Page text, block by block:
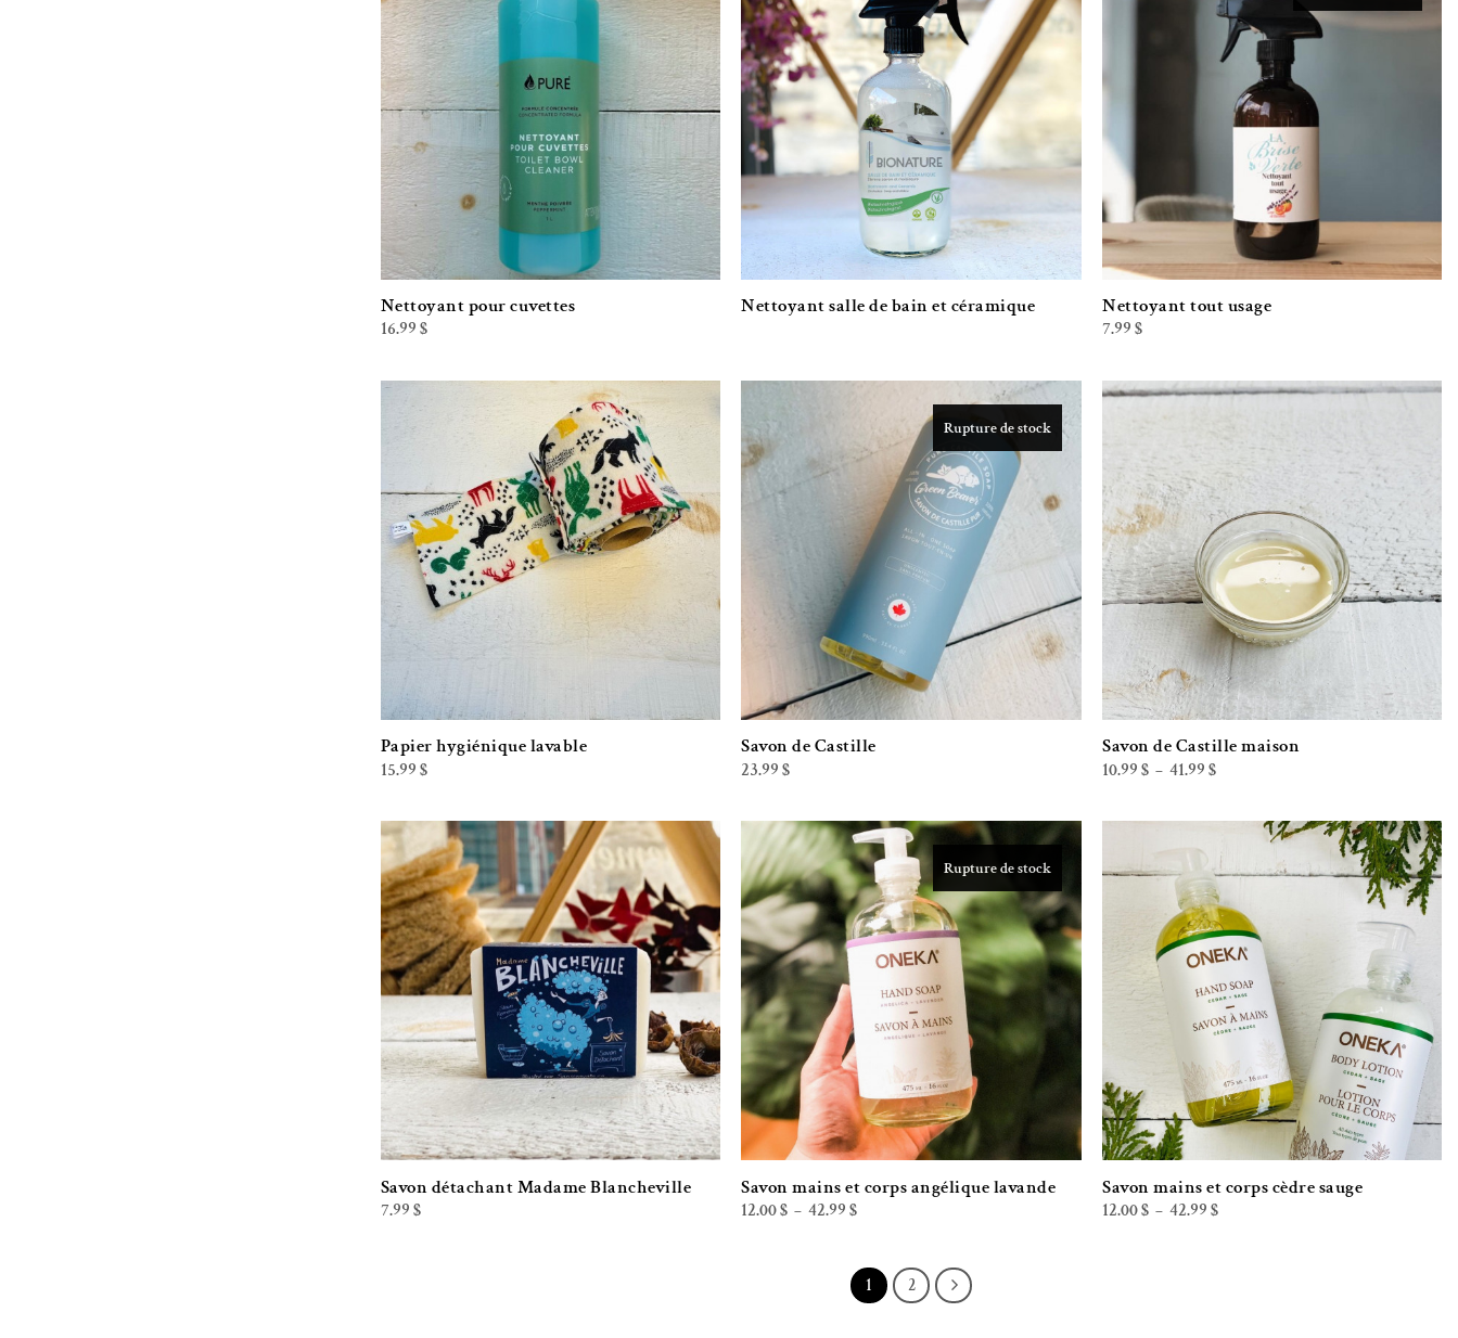
Nettoyant pour cuvettes
16.99 $
Nettoyant salle de bain et céramique Nettoyant tout usage
7.99$
Ajouter à la liste de souhaits
Papier hygiénique lavable
15.99 $
Ajouter à la liste de souhaits
Rupture de stock
Savon de Castille
23.99$
Savon de Castille maison
10.99$ – 41.99$Plage
Ajouter à la liste de souhaits
Savon détachant Madame Blancheville
7.99 $
Ajouter à la liste de souhaits
Rupture de stock
Savon mains et corps angélique lavande
12.00$ – 42.99$Plage
à
42.99 $
Ajouter à la liste de souhaits
Savon mains et corps cèdre sauge
12.00$ – 42.99$Plage
1 2